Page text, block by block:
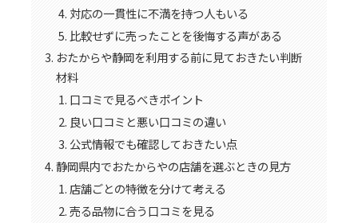
対応の一貫性に不満を持つ人もいる
比較せずに売ったことを後悔する声がある
おたからや静岡を利用する前に見ておきたい判断
材料
口コミで見るべきポイント
良い口コミと悪い口コミの違い
公式情報でも確認しておきたい点
静岡県内でおたからやの店舗を選ぶときの見方
店舗ごとの特徴を分けて考える
売る品物に合う口コミを見る